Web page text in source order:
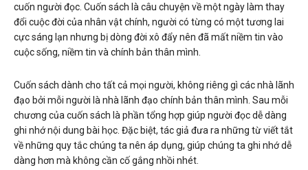
cuốn người đọc. Cuốn sách là câu chuyện về một ngày làm thay
đổi cuộc đời của nhân vật chính, người có từng có một tương lai
cực sáng lạn nhưng bị dòng đời xô đẩy nên đã mất niềm tin vào
cuộc sống, niềm tin và chính bản thân mình.
Cuốn sách dành cho tất cả mọi người, không riêng gì các nhà lãnh
đạo bởi mỗi người là nhà lãnh đạo chính bản thân mình. Sau mỗi
chương của cuốn sách là phần tổng hợp giúp người đọc dễ dàng
ghi nhớ nội dung bài học. Đặc biệt, tác giả đưa ra những từ viết tắt
về những quy tắc chúng ta nên áp dụng, giúp chúng ta ghi nhớ dễ
dàng hơn mà không cần cố gắng nhồi nhét.